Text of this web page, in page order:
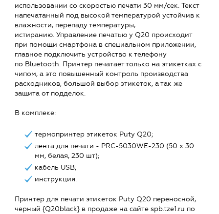
использовании со скоростью печати 30 мм/сек. Текст
напечатанный под высокой температурой устойчив к
влажности, перепаду температуры,
истиранию. Управление печатью у Q20 происходит
при помощи смартфона в специальном приложении,
главное подключить устройство к телефону
по Bluetooth. Принтер печатает только на этикетках с
чипом, а это повышенный контроль производства
расходников, большой выбор этикеток, а так же
защита от подделок.
В комплеке:
термопринтер этикеток Puty Q20;
лента для печати - PRC-5030WE-230 (50 х 30
мм, белая, 230 шт);
кабель USB;
инструкция.
Принтер для печати этикеток Puty Q20 переносной,
черный {Q20black} в продаже на сайте spb.tze1.ru по